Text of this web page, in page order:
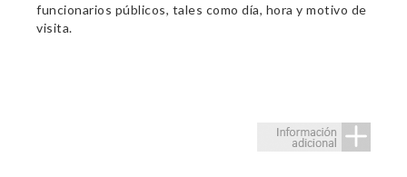
funcionarios públicos, tales como día, hora y motivo de
visita.